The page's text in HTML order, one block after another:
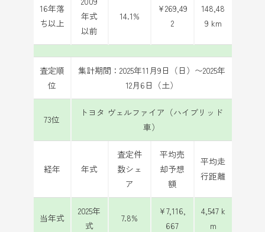
16年落
ち以上
年式
以前
14.1%
¥269,49
2
148,48
9 km
査定順
位
集計期間：2025年11月9日（日）〜2025年
12月6日（土）
73位
トヨタ ヴェルファイア（ハイブリッド
車）
経年 年式
査定件
数シェ
ア
平均売
却予想
額
平均走
行距離
当年式
2025年
式
7.8%
¥7,116,
667
4,547 k
m